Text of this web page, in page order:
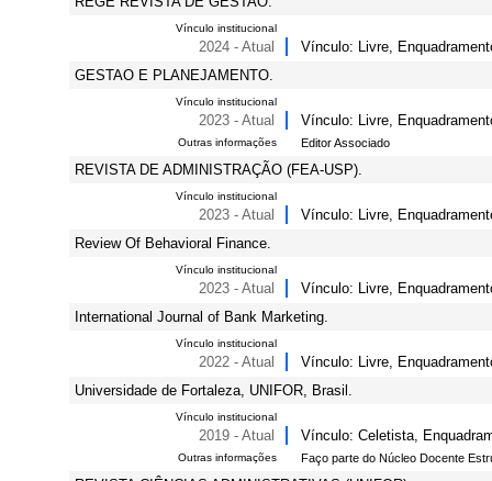
Vínculo institucional
2024 - Atual
Vínculo: Livre,
GESTAO E PLANEJAMENTO.
Vínculo institucional
2023 - Atual Vínculo: Livre,
Outras informações Editor Associado
REVISTA DE ADMINISTRAÇÃO (FEA-USP).
Vínculo institucional
2023 - Atual
Vínculo: Livre,
Review Of Behavioral Finance.
Vínculo institucional
2023 - Atual
Vínculo: Livre,
International Journal of Bank Marketing.
Vínculo institucional
2022 - Atual
Vínculo: Livre,
Universidade de Fortaleza, UNIFOR, Brasil.
Vínculo institucional
2019 - Atual Vínculo: Celetista,
Outras informações Faço parte do Núcleo Docente